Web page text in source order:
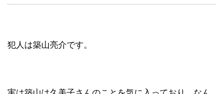
犯人は築山亮介です。